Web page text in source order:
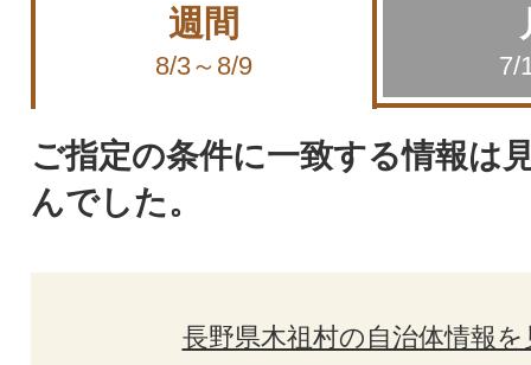
週間
8/3～8/9 7/
ご指定の条件に一致する情報は
んでした。
長野県木祖村の自治体情報を